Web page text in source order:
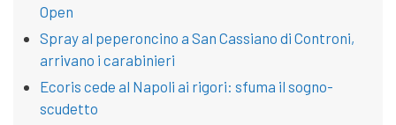
Open
Spray al peperoncino a San Cassiano di Controni,
arrivano i carabinieri
Ecoris cede al Napoli ai rigori: sfuma il sogno-
scudetto